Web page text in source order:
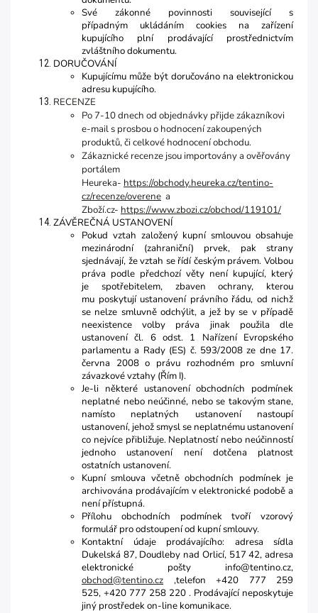
Své zákonné povinnosti související s
případným ukládáním cookies na zařízení
kupujícího plní prodávající prostřednictvím
zvláštního dokumentu.
DORUČOVÁNÍ
Kupujícímu může být doručováno na elektronickou
adresu kupujícího.
RECENZE
Po 7-10 dnech od objednávky přijde zákazníkovi
e-mail s prosbou o hodnocení zakoupených
produktů, či celkové hodnocení obchodu.
Zákaznické recenze jsou importovány a ověřovány
portálem
Heureka- https://obchody.heureka.cz/tentino-
cz/recenze/overene a
Zboží.cz- https://www.zbozi.cz/obchod/119101/
ZÁVĚREČNÁ USTANOVENÍ
Pokud vztah založený kupní smlouvou obsahuje
mezinárodní (zahraniční) prvek, pak strany
sjednávají, že vztah se řídí českým právem. Volbou
práva podle předchozí věty není kupující, který
je spotřebitelem, zbaven ochrany, kterou
mu poskytují ustanovení právního řádu, od nichž
se nelze smluvně odchýlit, a jež by se v případě
neexistence volby práva jinak použila dle
ustanovení čl. 6 odst. 1 Nařízení Evropského
parlamentu a Rady (ES) č. 593/2008 ze dne 17.
června 2008 o právu rozhodném pro smluvní
závazkové vztahy (Řím I).
Je-li některé ustanovení obchodních podmínek
neplatné nebo neúčinné, nebo se takovým stane,
namísto neplatných ustanovení nastoupí
ustanovení, jehož smysl se neplatnému ustanovení
co nejvíce přibližuje. Neplatností nebo neúčinností
jednoho ustanovení není dotčena platnost
ostatních ustanovení.
Kupní smlouva včetně obchodních podmínek je
archivována prodávajícím v elektronické podobě a
není přístupná.
Přílohu obchodních podmínek tvoří vzorový
formulář pro odstoupení od kupní smlouvy.
Kontaktní údaje prodávajícího: adresa sídla
Dukelská 87, Doudleby nad Orlicí, 517 42, adresa
elektronické pošty info@tentino.cz,
obchod@tentino.cz ,telefon +420 777 259
525, +420 777 258 220 . Prodávající neposkytuje
jiný prostředek on-line komunikace.